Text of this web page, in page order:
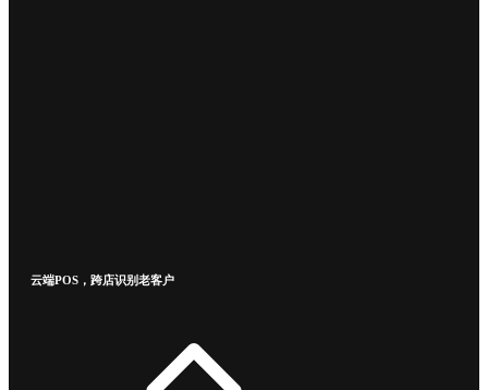
云端POS，跨店识别老客户